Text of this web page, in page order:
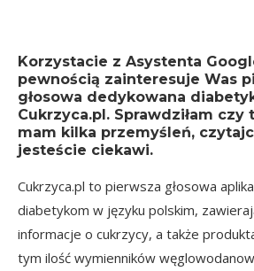
Korzystacie z Asystenta
pewnością zainteresuje Was
głosowa dedykowana
Cukrzyca.pl. Sprawdziłam czy
mam kilka przemyśleń,
jesteście ciekawi.
Cukrzyca.pl to pierwsza głosowa
diabetykom w języku polskim,
informacje o cukrzycy, a także
tym ilość wymienników